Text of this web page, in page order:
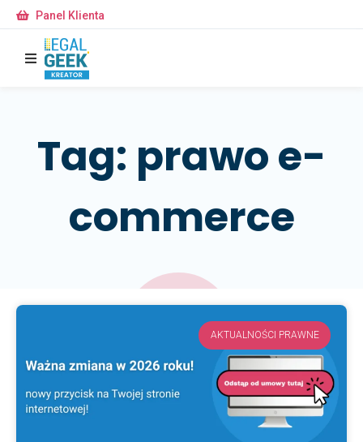
Panel Klienta
Tag: prawo e-
commerce
AKTUALNOŚCI PRAWNE